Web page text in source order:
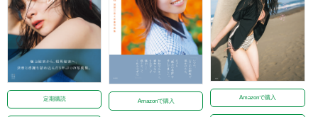
定期購読 Amazonで購入
Amazonで購入